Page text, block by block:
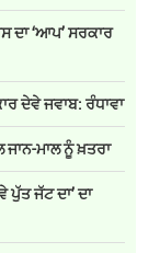
ਦਾ ‘ਆਪ’ ਸਰਕਾਰ
ਦੇਵੇ ਜਵਾਬ: ਰੰਧਾਵਾ
ਮਾਲ ਨੂੰ ਖ਼ਤਰਾ
ਜੱਟ ਦਾ’ ਦਾ